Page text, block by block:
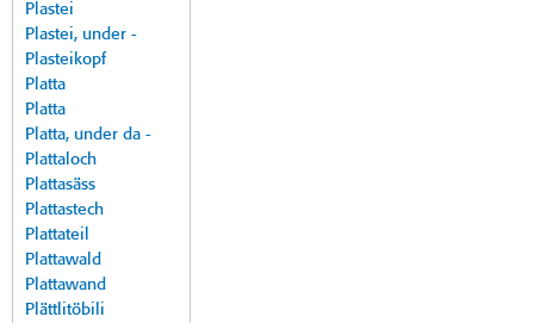
Plastei
Plastei, under -
Plasteikopf
Platta
Platta
Platta, under da -
Plattaloch
Plattasäss
Plattastech
Plattateil
Plattawald
Plattawand
Plättlitöbili